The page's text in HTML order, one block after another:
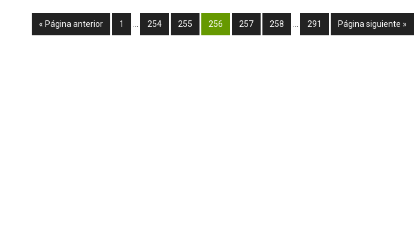
« Página anterior 1 254 255 256 257 258 291 Página siguiente »